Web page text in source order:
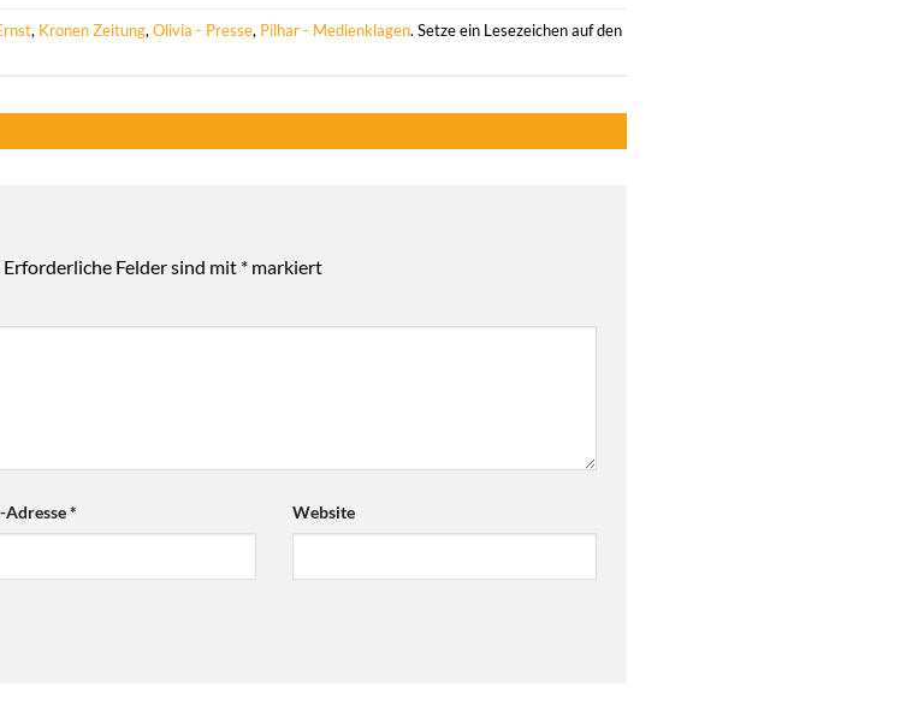
, Kronen Zeitung, Olivia - Presse, Pilhar - Medienklagen. Setze ein Lesezeichen auf den
Erforderliche Felder sind mit * markiert
Adresse* Website